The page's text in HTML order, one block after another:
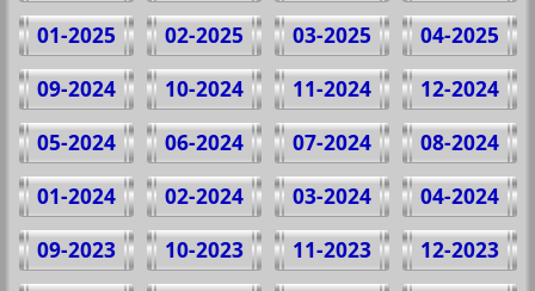
04-2025
03-2025
02-2025
01-2025
12-2024
11-2024
10-2024
09-2024
08-2024
07-2024
06-2024
05-2024
04-2024
03-2024
02-2024
01-2024
12-2023
11-2023
10-2023
09-2023